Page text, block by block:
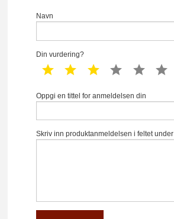
Navn
Din vurdering?
1 star 2 star 3 star 4 star 5 star
Oppgi en tittel for anmeldelsen din
Skriv inn produktanmeldelsen i feltet under